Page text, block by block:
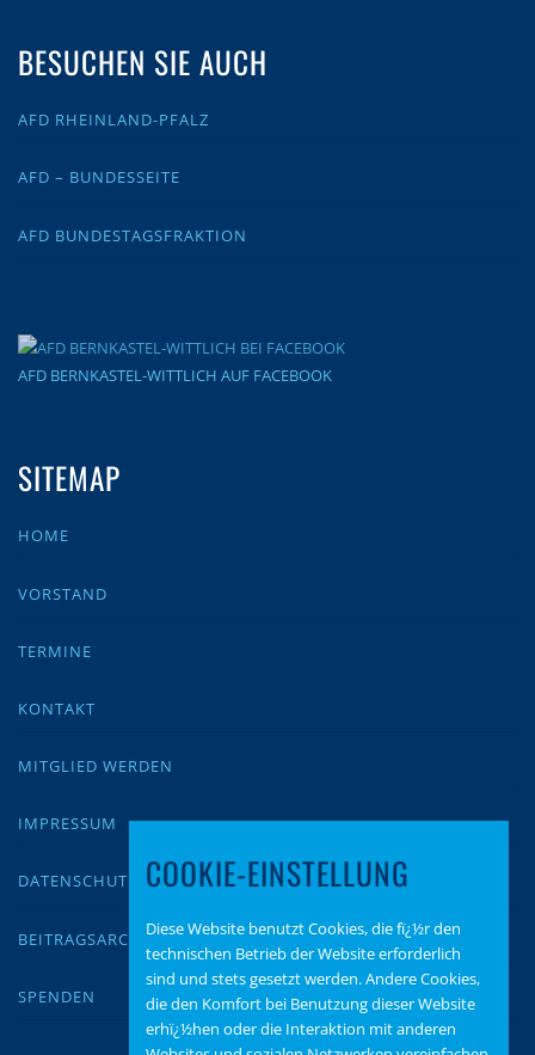
BESUCHEN SIE AUCH
AFD RHEINLAND-PFALZ
AFD – BUNDESSEITE
AFD BUNDESTAGSFRAKTION
AFD BERNKASTEL-WITTLICH AUF FACEBOOK
SITEMAP
HOME
VORSTAND
TERMINE
KONTAKT
MITGLIED WERDEN
IMPRESSUM
DATENSCHUTZ
BEITRAGSARCHIV
SPENDEN
COOKIE-EINSTELLUNG
Diese Website benutzt Cookies, die fï¿½r den
technischen Betrieb der Website erforderlich
sind und stets gesetzt werden. Andere Cookies,
die den Komfort bei Benutzung dieser Website
erhï¿½hen oder die Interaktion mit anderen